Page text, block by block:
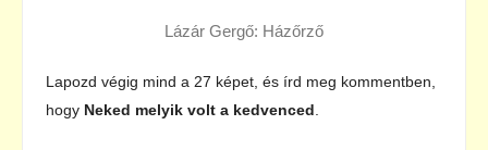
Lázár Gergő: Házőrző
Lapozd végig mind a 27 képet, és írd meg kommentben,
hogy Neked melyik volt a kedvenced